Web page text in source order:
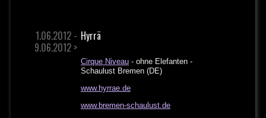
1.06.2012 -
9.06.2012 >
Hyrrä
Cirque Niveau - ohne Elefanten -
Schaulust Bremen (DE)
www.hyrrae.de
www.bremen-schaulust.de